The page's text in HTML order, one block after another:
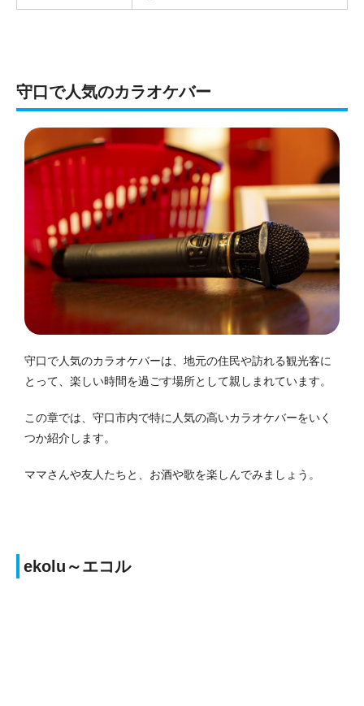
守口 で人気のカラオケバー
守口で人気のカラオケバーは、地元の住民や訪れる観光客に
とって、楽しい時間を過ごす場所として親しまれています。
この章では、守口市内で特に人気の高いカラオケバーをいく
つか紹介します。
ママさんや友人たちと、お酒や歌を楽しんでみましょう。
ekolu～エコル